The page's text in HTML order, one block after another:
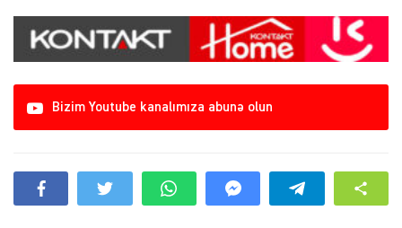
Bizim Youtube kanalımıza abunə olun